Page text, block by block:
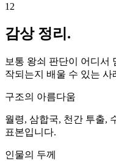
12
감상 정리.
보통 왕쇠 판단이 어디서
작되는지 배울 수 있는 사
구조의 아름다움
월령, 삼합국, 천간 투출,
표본입니다.
인물의 두께